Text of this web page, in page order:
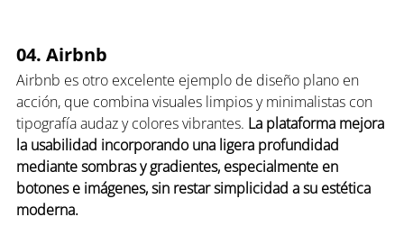
04. Airbnb
Airbnb es otro excelente ejemplo de diseño plano en
acción, que combina visuales limpios y minimalistas con
tipografía audaz y colores vibrantes. La plataforma mejora
la usabilidad incorporando una ligera profundidad
mediante sombras y gradientes, especialmente en
botones e imágenes, sin restar simplicidad a su estética
moderna.